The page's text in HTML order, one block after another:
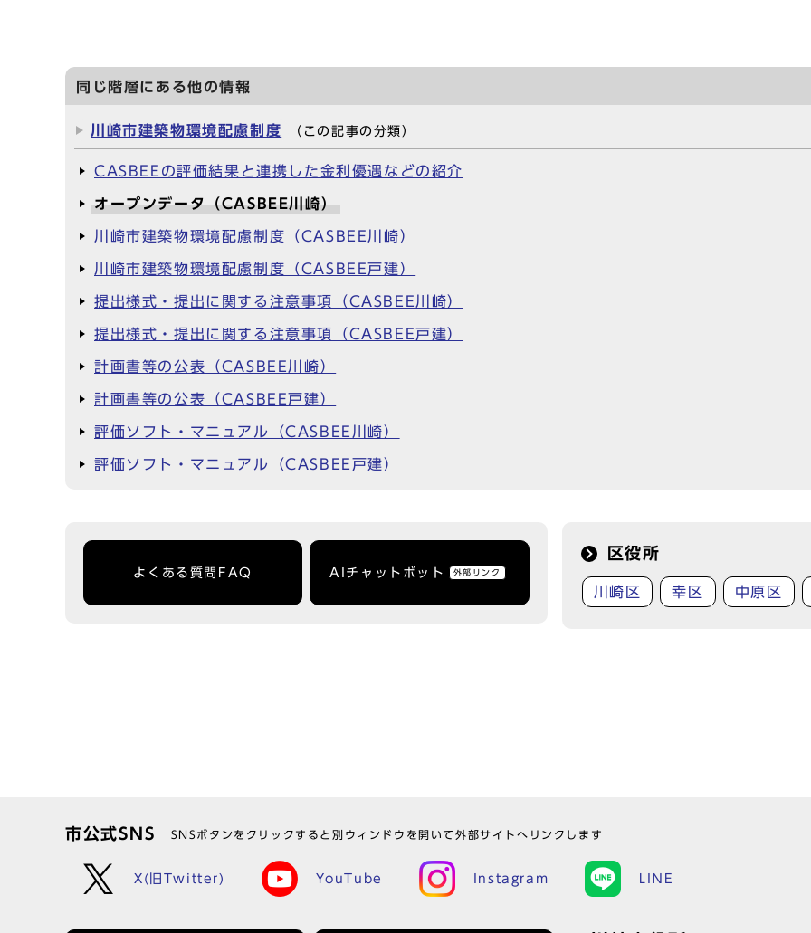
同じ階層にある他の情報
川崎市建築物環境配慮制度 （この記事の分類）
CASBEEの評価結果と連携した金利優遇などの紹介
オープンデータ（CASBEE川崎）
川崎市建築物環境配慮制度（CASBEE川崎）
川崎市建築物環境配慮制度（CASBEE戸建）
提出様式・提出に関する注意事項（CASBEE川崎）
提出様式・提出に関する注意事項（CASBEE戸建）
計画書等の公表（CASBEE川崎）
計画書等の公表（CASBEE戸建）
評価ソフト・マニュアル（CASBEE川崎）
評価ソフト・マニュアル（CASBEE戸建）
よくある質問FAQ AIチャットボット 外部リンク
区役所
川崎区 幸区 中原区
市公式SNS SNSボタンをクリックすると別ウィンドウを開いて外部サイトへリンクします
X(旧Twitter) YouTube Instagram LINE